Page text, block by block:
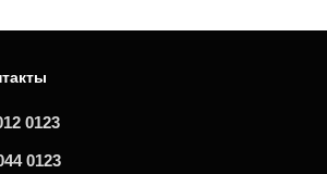
0123
0123